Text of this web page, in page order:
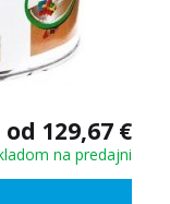
od 129,67 €
na predajni